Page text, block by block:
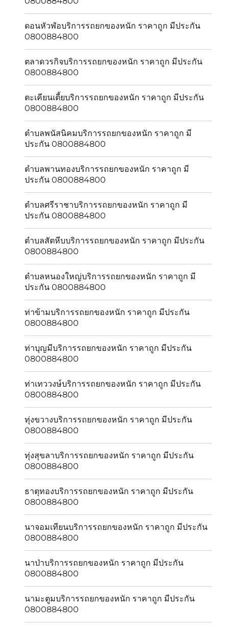
ดอนหัวฬ่อบริการรถยกของหนัก ราคาถูก มีประกัน
0800884800
ตลาดวรกิจบริการรถยกของหนัก ราคาถูก มีประกัน
0800884800
ตะเคียนเตี้ยบริการรถยกของหนัก ราคาถูก มีประกัน
0800884800
ตำบลพนัสนิคมบริการรถยกของหนัก ราคาถูก มี
ประกัน 0800884800
ตำบลพานทองบริการรถยกของหนัก ราคาถูก มี
ประกัน 0800884800
ตำบลศรีราชาบริการรถยกของหนัก ราคาถูก มี
ประกัน 0800884800
ตำบลสัตหีบบริการรถยกของหนัก ราคาถูก มีประกัน
0800884800
ตำบลหนองใหญ่บริการรถยกของหนัก ราคาถูก มี
ประกัน 0800884800
ท่าข้ามบริการรถยกของหนัก ราคาถูก มีประกัน
0800884800
ท่าบุญมีบริการรถยกของหนัก ราคาถูก มีประกัน
0800884800
ท่าเทววงษ์บริการรถยกของหนัก ราคาถูก มีประกัน
0800884800
ทุ่งขวางบริการรถยกของหนัก ราคาถูก มีประกัน
0800884800
ทุ่งสุขลาบริการรถยกของหนัก ราคาถูก มีประกัน
0800884800
ธาตุทองบริการรถยกของหนัก ราคาถูก มีประกัน
0800884800
นาจอมเทียนบริการรถยกของหนัก ราคาถูก มีประกัน
0800884800
นาป่าบริการรถยกของหนัก ราคาถูก มีประกัน
0800884800
นามะตูมบริการรถยกของหนัก ราคาถูก มีประกัน
0800884800